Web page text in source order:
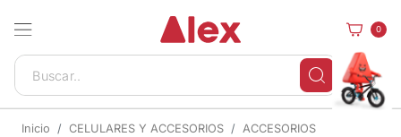
0
Inicio CELULARES Y ACCESORIOS
ACCESORIOS